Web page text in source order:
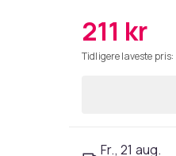
211 kr
Tidligere laveste pris:
Fr., 21 aug.